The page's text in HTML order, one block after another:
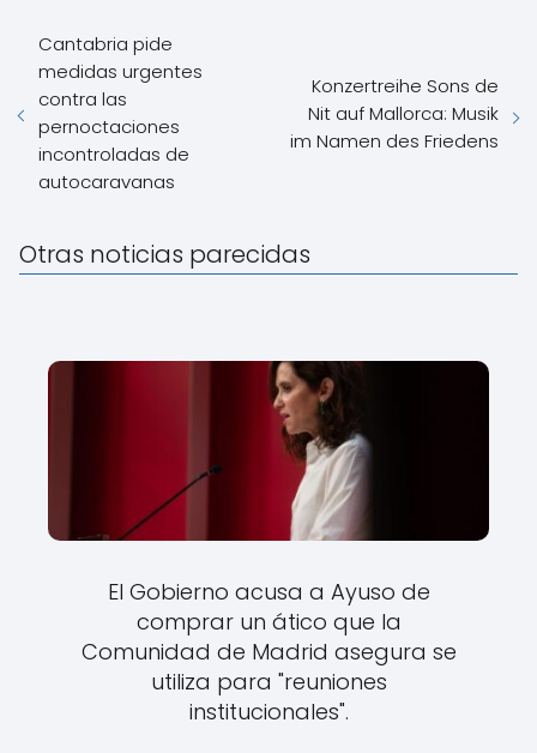
Cantabria pide
medidas urgentes
contra las
pernoctaciones
incontroladas de
autocaravanas
Konzertreihe Sons de
Nit auf Mallorca: Musik
im Namen des Friedens
Otras noticias parecidas
El Gobierno acusa a Ayuso de
comprar un ático que la
Comunidad de Madrid asegura se
utiliza para "reuniones
institucionales".